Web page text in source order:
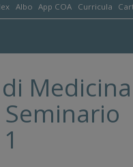
Albo App COA Curricula
Medicina
Seminario